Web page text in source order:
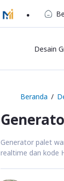
Desain
Beranda
Generator palet
realtime dan kode